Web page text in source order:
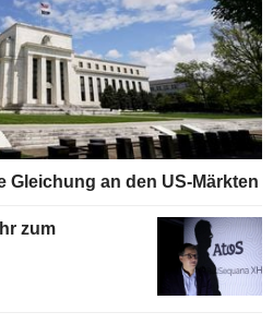
Gleichung an den US-Märkten
zum